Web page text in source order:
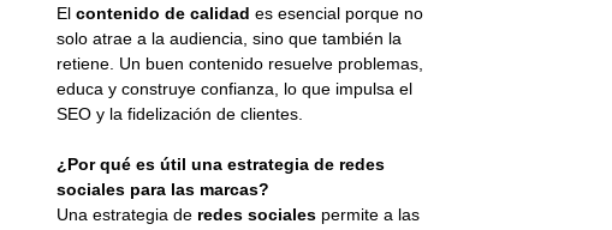
El contenido de calidad es esencial porque no
solo atrae a la audiencia, sino que también la
retiene. Un buen contenido resuelve problemas,
educa y construye confianza, lo que impulsa el
SEO y la fidelización de clientes.
¿Por qué es útil una estrategia de redes
sociales para las marcas?
Una estrategia de redes sociales permite a las